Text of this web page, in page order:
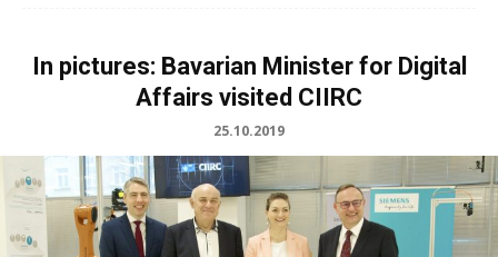
In pictures: Bavarian Minister for Digital
Affairs visited CIIRC
25.10.2019